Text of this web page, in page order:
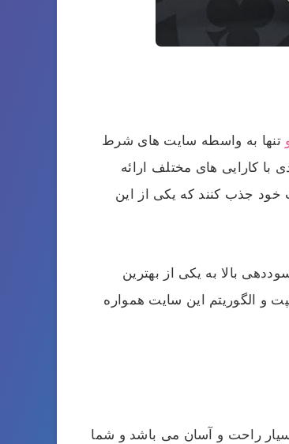
تنها به واسطه سایت‌ های شرط‌
با کارایی‌ های مختلف ارائه
خود جذب کنند که یکی از این
بالا به یکی از بهترین
و الگوریتم این سایت همواره
راحت و آسان می‌ باشد و شما